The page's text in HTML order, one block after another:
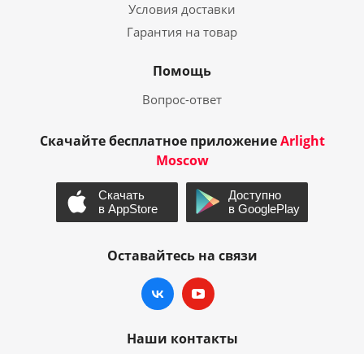
Условия доставки
Гарантия на товар
Помощь
Вопрос-ответ
Скачайте бесплатное приложениеArlight
Moscow
Оставайтесь на связи
Наши контакты